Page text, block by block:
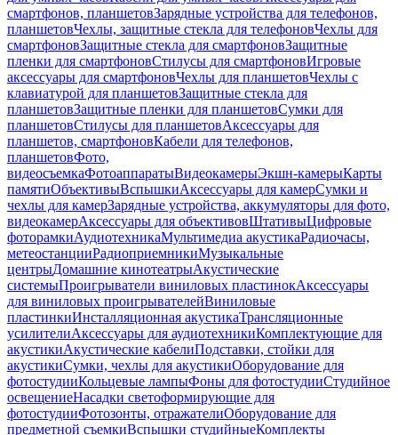
смартфонов, планшетовЗарядные устройства для телефонов,
планшетовЧехлы, защитные стекла для телефоновЧехлы для
смартфоновЗащитные стекла для смартфоновЗащитные
пленки для смартфоновСтилусы для смартфоновИгровые
аксессуары для смартфоновЧехлы для планшетовЧехлы с
клавиатурой для планшетовЗащитные стекла для
планшетовЗащитные пленки для планшетовСумки для
планшетовСтилусы для планшетовАксессуары для
планшетов, смартфоновКабели для телефонов,
планшетовФото,
видеосъемкаФотоаппаратыВидеокамерыЭкшн-камерыКарты
памятиОбъективыВспышкиАксессуары для камерСумки и
чехлы для камерЗарядные устройства, аккумуляторы для фото,
видеокамерАксессуары для объективовШтативыЦифровые
фоторамкиАудиотехникаМультимедиа акустикаРадиочасы,
метеостанцииРадиоприемникиМузыкальные
центрыДомашние кинотеатрыАкустические
системыПроигрыватели виниловых пластинокАксессуары
для виниловых проигрывателейВиниловые
пластинкиИнсталляционная акустикаТрансляционные
усилителиАксессуары для аудиотехникиКомплектующие для
акустикиАкустические кабелиПодставки, стойки для
акустикиСумки, чехлы для акустикиОборудование для
фотостудииКольцевые лампыФоны для фотостудииСтудийное
освещениеНасадки светоформирующие для
фотостудииФотозонты, отражателиОборудование для
предметной съемкиВспышки студийныеКомплекты